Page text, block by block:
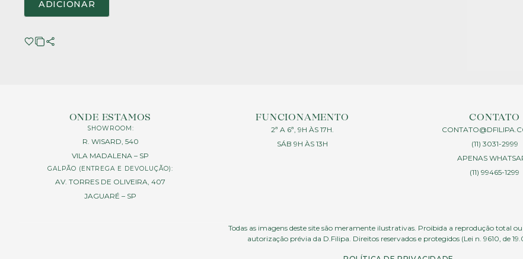
ADICIONAR
ONDE ESTAMOS
SHOWROOM:
R. WISARD, 540
VILA MADALENA – SP
GALPÃO (ENTREGA E DEVOLUÇÃO):
AV. TORRES DE OLIVEIRA, 407
JAGUARÉ – SP
FUNCIONAMENTO
2ª A 6ª, 9H ÀS 17H.
SÁB 9H ÀS 13H
CONTATO
(11) 3031-2999
APENAS
(11) 99465-1299
Todas as imagens deste site são meramente ilustrativas. Proibida a reprodução total
autorização prévia da D.Filipa. Direitos reservados e protegidos (Lei n. 9610, de